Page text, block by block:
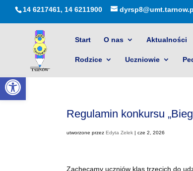
Otwórz pasek narzędzi
14 6217461, 14 6211900
Start O nas Aktualności
Rodzice Uczniowie
Regulamin konkursu
utworzone przezEdyta Zelek |cze 2, 2026
Zachęcamy uczniów klas trzecich do